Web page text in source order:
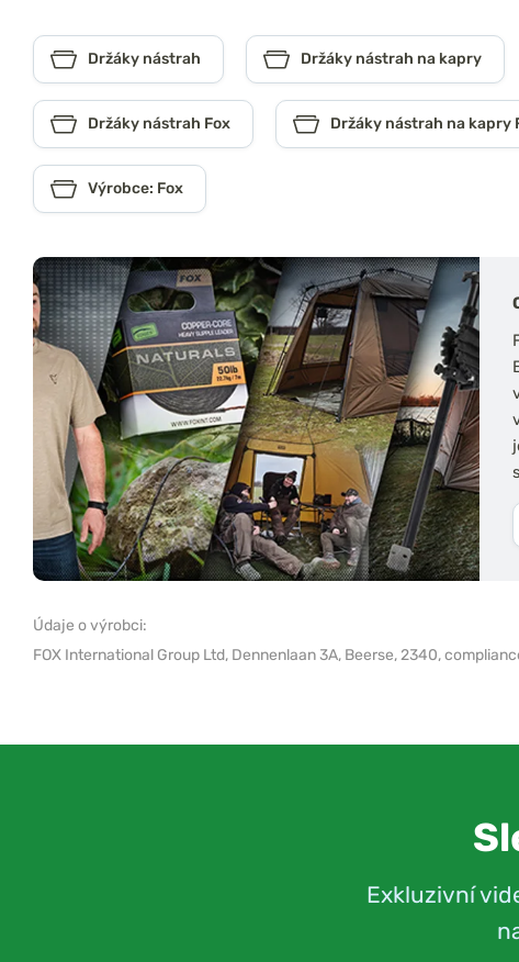
Držáky nástrah Držáky nástrah na kapry
Držáky nástrah Fox Držáky nástrah na kapry
Výrobce: Fox
Údaje o výrobci:
FOX International Group Ltd, Dennenlaan 3A, Beerse, 2340,
Exkluzivní